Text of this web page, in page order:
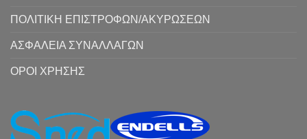
ΠΟΛΙΤΙΚΗ ΕΠΙΣΤΡΟΦΩΝ/ΑΚΥΡΩΣΕΩΝ
ΑΣΦΑΛΕΙΑ ΣΥΝΑΛΛΑΓΩΝ
ΟΡΟΙ ΧΡΗΣΗΣ